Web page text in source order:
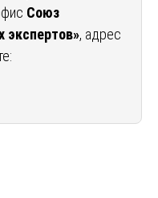
Союз
экспертов», адрес